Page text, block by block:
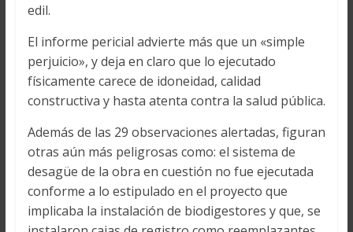
edil.
El informe pericial advierte más que un «simple
perjuicio», y deja en claro que lo ejecutado
físicamente carece de idoneidad, calidad
constructiva y hasta atenta contra la salud pública.
Además de las 29 observaciones alertadas, figuran
otras aún más peligrosas como: el sistema de
desagüe de la obra en cuestión no fue ejecutada
conforme a lo estipulado en el proyecto que
implicaba la instalación de biodigestores y que, se